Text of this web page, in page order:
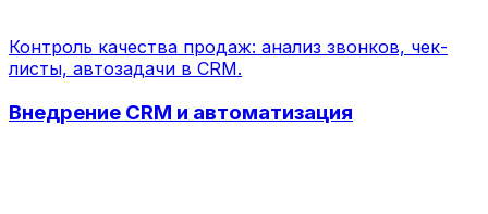
Контроль качества продаж: анализ звонков, чек-
листы, автозадачи в CRM.
Внедрение CRM и автоматизация